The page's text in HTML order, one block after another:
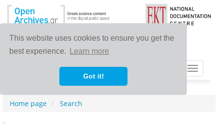
This website uses cookies to ensure you get the
best experience.
Learn more
Got it!
Toggle
Home page Search